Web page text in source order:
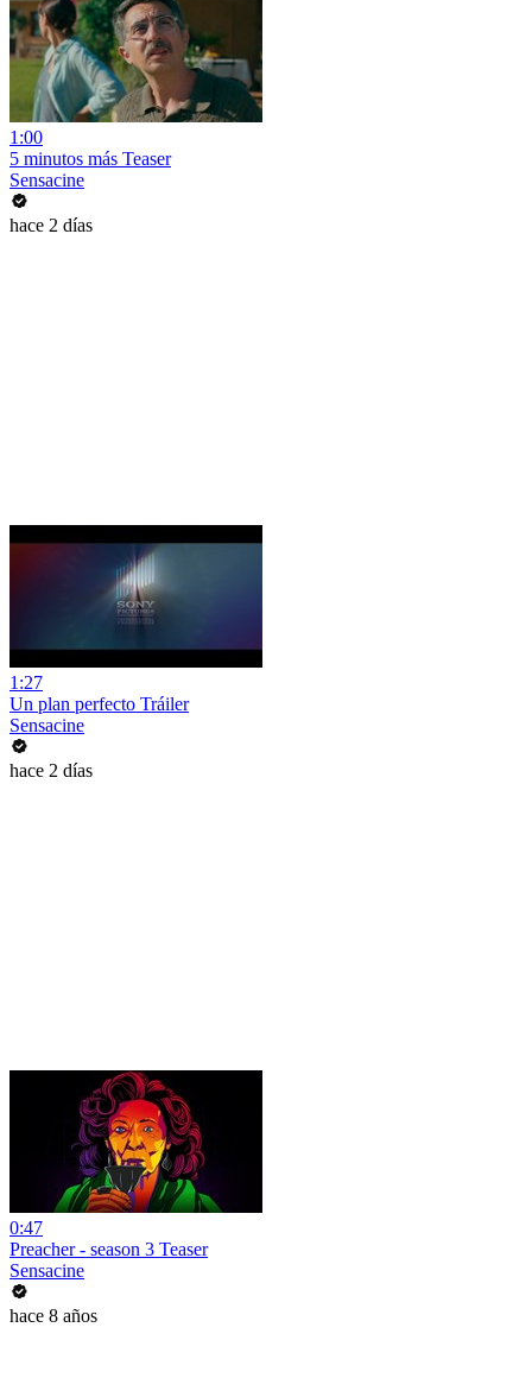
1:00
5 minutos más Teaser
Sensacine
hace 2 días
1:27
Un plan perfecto Tráiler
Sensacine
hace 2 días
0:47
Preacher - season 3 Teaser
Sensacine
hace 8 años